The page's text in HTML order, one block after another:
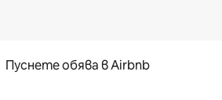
Пуснете обява в Airbnb